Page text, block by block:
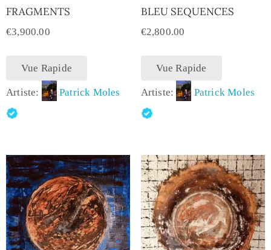
FRAGMENTS
€3,900.00
Vue Rapide
Artiste: Patrick Moles
BLEU SEQUENCES
€2,800.00
Vue Rapide
Artiste: Patrick Moles